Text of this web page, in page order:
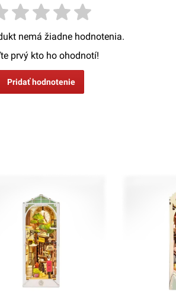
nemá žiadne hodnotenia.
prvý kto ho ohodnotí!
Pridať hodnotenie